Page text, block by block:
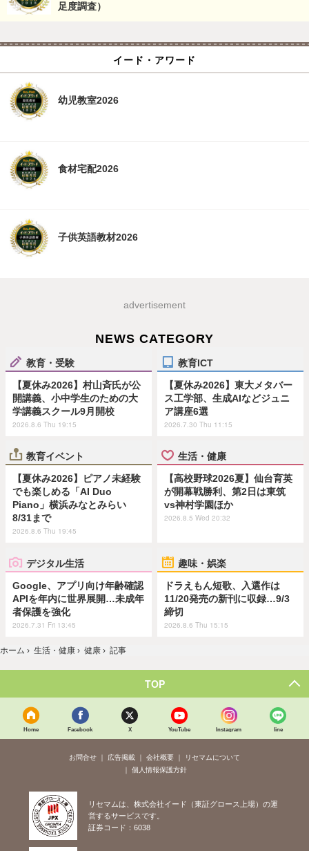
足度調査）
イード・アワード
幼児教室2026
食材宅配2026
子供英語教材2026
advertisement
NEWS CATEGORY
教育・受験
【夏休み2026】村山斉氏が公
開講義、小中学生のための大
学講義スクール9月開校
2026.8.6 Thu 19:15
教育ICT
【夏休み2026】東大メタバー
ス工学部、生成AIなどジュニ
ア講座6選
2026.7.30 Thu 11:15
教育イベント
【夏休み2026】ピアノ未経験
でも楽しめる「AI Duo
Piano」横浜みなとみらい
8/31まで
2026.8.6 Thu 19:45
生活・健康
【高校野球2026夏】仙台育英
が開幕戦勝利、第2日は東筑
vs神村学園ほか
2026.8.5 Wed 20:32
デジタル生活
Google、アプリ向け年齢確認
APIを年内に世界展開…未成年
者保護を強化
2026.7.31 Fri 13:45
趣味・娯楽
ドラえもん短歌、入選作は
11/20発売の新刊に収録…9/3
締切
2026.8.6 Thu 15:15
ホーム › 生活・健康 › 健康 › 記事
TOP
Home Facebook X YouTube Instagram line
お問合せ 広告掲載 会社概要
リセマムについて
個人情報保護方針
リセマムは、株式会社イード（東証グロース上場）の運
営するサービスです。
証券コード：6038